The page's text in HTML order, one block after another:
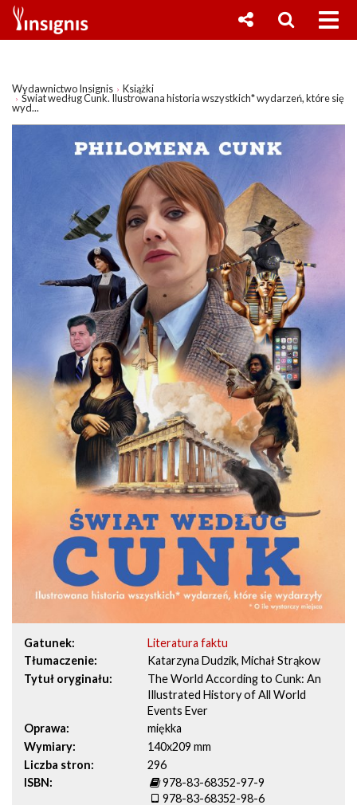
Wydawnictwo Insignis Książki
Świat według Cunk. Ilustrowana historia wszystkich* wydarzeń, które się
wyd...
Gatunek
Literatura faktu
Tłumaczenie
Katarzyna Dudzik, Michał Strąkow
Tytuł oryginału
The World According to Cunk: An
Illustrated History of All World
Events Ever
Oprawa
miękka
Wymiary
140x209 mm
Liczba stron
296
ISBN
978-83-68352-97-9
978-83-68352-98-6